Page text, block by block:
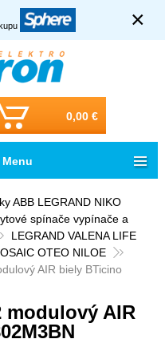
×
0,00 €
ABB LEGRAND NIKO
spínače vypínače a
LEGRAND VALENA LIFE
OTEO NILOE
AIR biely BTicino
modulový AIR
Menu